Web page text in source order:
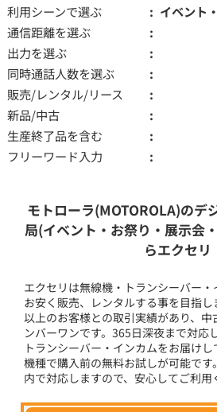
利用シーンで選ぶ
イベント
通信距離を選ぶ
出力を選ぶ
同時通話人数を選ぶ
販売/レンタル/リース
新品/中古
生産終了品を含む
フリーワード入力
モトローラ(MOTOROLA)のデ
局(イベント・お祭り・展示会
らエクセリ
エクセリは無線機・トランシーバー
お安く販売、レンタルする事を目指
以上のお客様との取引実績があり、
ンバーワンです。365日深夜まで対応
トランシーバー・インカムをお届け
機種で購入前の無料お試しが可能で
内で対応しますので、安心してご利用